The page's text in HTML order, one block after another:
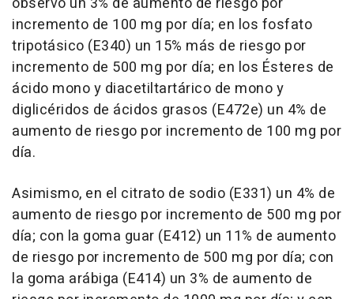
incremento de 100 mg por día; en los fosfato
tripotásico (E340) un 15% más de riesgo por
incremento de 500 mg por día; en los Ésteres de
ácido mono y diacetiltartárico de mono y
diglicéridos de ácidos grasos (E472e) un 4% de
aumento de riesgo por incremento de 100 mg por
día.
Asimismo, en el citrato de sodio (E331) un 4% de
aumento de riesgo por incremento de 500 mg por
día; con la goma guar (E412) un 11% de aumento
de riesgo por incremento de 500 mg por día; con
la goma arábiga (E414) un 3% de aumento de